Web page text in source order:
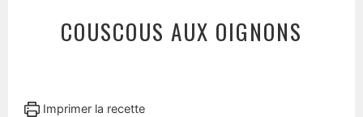
COUSCOUS AUX OIGNONS
Imprimer la recette